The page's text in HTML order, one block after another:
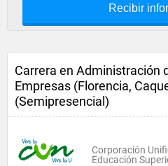
Recibir
Carrera en Administración
Empresas (Florencia,
(Semipresencial)
Corporación
Educación